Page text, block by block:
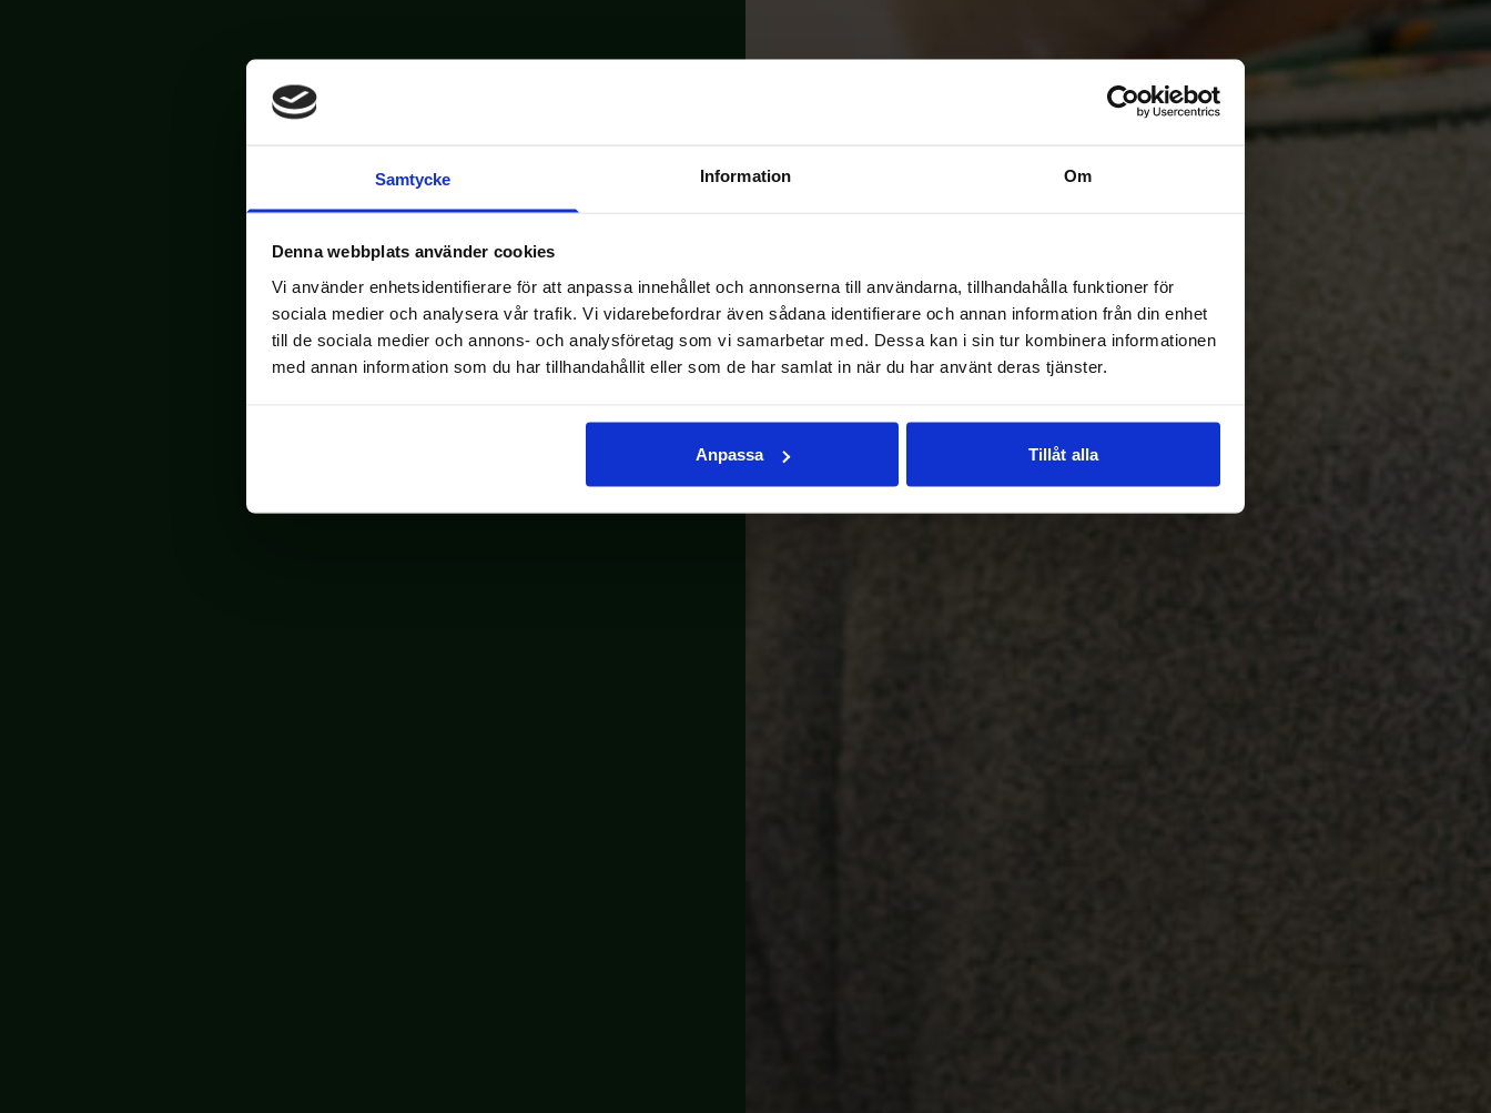
Samtycke Information Om
Denna webbplats använder cookies
Vi använder enhetsidentifierare för att anpassa innehållet och annonserna till användarna, tillhandahålla funktioner för
sociala medier och analysera vår trafik. Vi vidarebefordrar även sådana identifierare och annan information från din enhet
till de sociala medier och annons- och analysföretag som vi samarbetar med. Dessa kan i sin tur kombinera informationen
med annan information som du har tillhandahållit eller som de har samlat in när du har använt deras tjänster.
Anpassa Tillåt alla